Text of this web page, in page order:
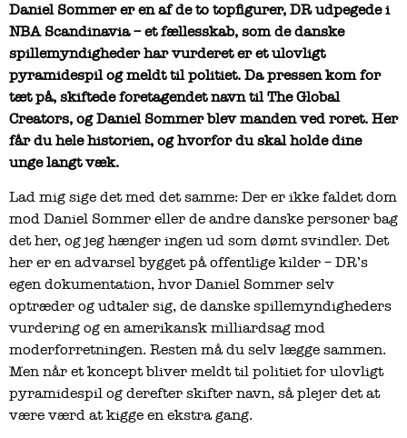
Daniel Sommer er en af de to topfigurer, DR udpegede i
NBA Scandinavia – et fællesskab, som de danske
spillemyndigheder har vurderet er et ulovligt
pyramidespil og meldt til politiet. Da pressen kom for
tæt på, skiftede foretagendet navn til The Global
Creators, og Daniel Sommer blev manden ved roret. Her
får du hele historien, og hvorfor du skal holde dine
unge langt væk.
Lad mig sige det med det samme: Der er ikke faldet dom
mod Daniel Sommer eller de andre danske personer bag
det her, og jeg hænger ingen ud som dømt svindler. Det
her er en advarsel bygget på offentlige kilder – DR’s
egen dokumentation, hvor Daniel Sommer selv
optræder og udtaler sig, de danske spillemyndigheders
vurdering og en amerikansk milliardsag mod
moderforretningen. Resten må du selv lægge sammen.
Men når et koncept bliver meldt til politiet for ulovligt
pyramidespil og derefter skifter navn, så plejer det at
være værd at kigge en ekstra gang.